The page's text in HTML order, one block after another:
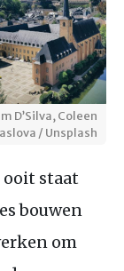
D’Silva, Coleen
/ Unsplash
staat
bouwen
om